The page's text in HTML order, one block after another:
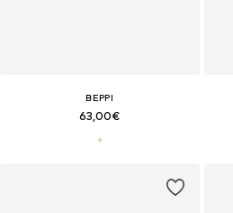
BEPPI
63,00€